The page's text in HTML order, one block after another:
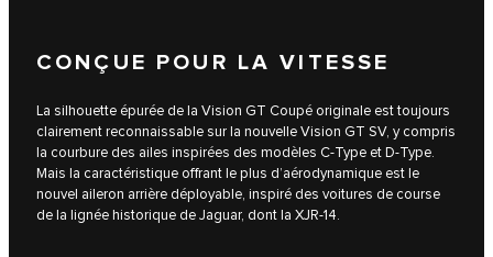
CONÇUE POUR LA VITESSE
La silhouette épurée de la Vision GT Coupé originale est toujours
clairement reconnaissable sur la nouvelle Vision GT SV, y compris
la courbure des ailes inspirées des modèles C-Type et D-Type.
Mais la caractéristique offrant le plus d’aérodynamique est le
nouvel aileron arrière déployable, inspiré des voitures de course
de la lignée historique de Jaguar, dont la XJR-14.